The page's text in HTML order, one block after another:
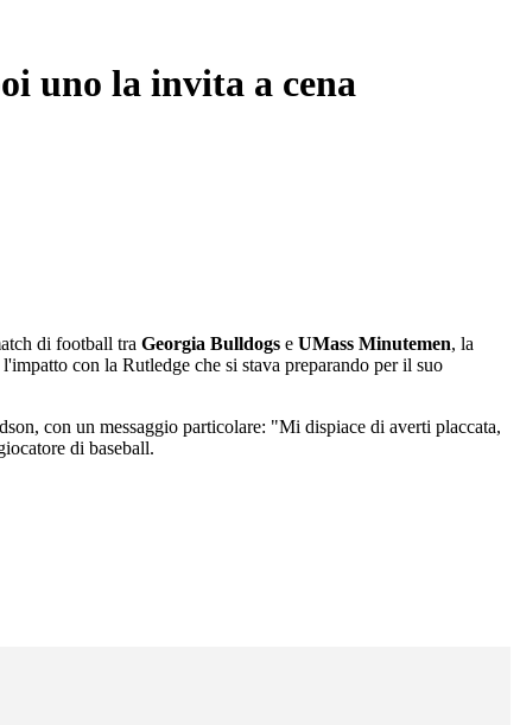
uno la invita a cena
di football tra Georgia Bulldogs e UMass Minutemen, la
con la Rutledge che si stava preparando per il suo
con un messaggio particolare: "Mi dispiace di averti placcata,
di baseball.